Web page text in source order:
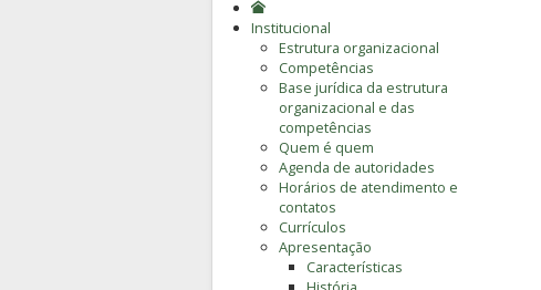
Institucional
Estrutura organizacional
Competências
Base jurídica da estrutura
organizacional e das
competências
Quem é quem
Agenda de autoridades
Horários de atendimento e
contatos
Currículos
Apresentação
Características